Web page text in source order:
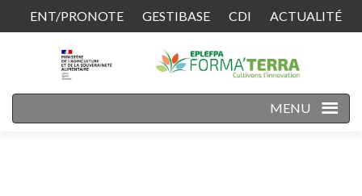
ENT/PRONOTE GESTIBASE CDI ACTUALITÉ
MENU